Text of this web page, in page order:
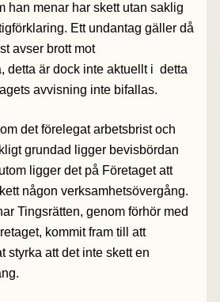
han menar har skett utan saklig
Ett undantag gäller då
avser brott mot
detta är dock inte aktuellt i detta
avvisning inte bifallas.
det förelegat arbetsbrist och
grundad ligger bevisbördan
ligger det på Företaget att
någon verksamhetsövergång.
Tingsrätten, genom förhör med
kommit fram till att
styrka att det inte skett en